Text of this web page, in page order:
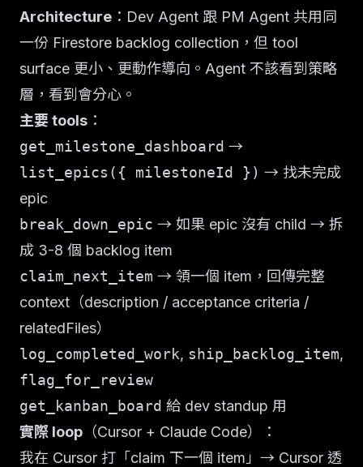
Architecture ：Dev Agent 跟 PM Agent 共用同
一份 Firestore backlog collection，但 tool
surface 更小、更動作導向。Agent 不該看到策略
層，看到會分心。
主要 tools ：
get_milestone_dashboard →
list_epics({ milestoneId }) → 找未完成
epic
break_down_epic → 如果 epic 沒有 child → 拆
成 3-8 個 backlog item
claim_next_item → 領一個 item，回傳完整
context（description / acceptance criteria /
relatedFiles）
log_completed_work, ship_backlog_item,
flag_for_review
get_kanban_board 給 dev standup 用
實際 loop （Cursor + Claude Code）：
我在 Cursor 打「claim 下一個 item」→ Cursor 透